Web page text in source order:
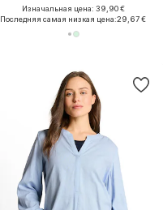
Изначальная цена: 39,90 €
Последняя самая низкая цена:29,67 €